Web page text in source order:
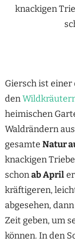
knackigen
Giersch ist einer
den
heimischen
Waldrändern
gesamte Natur
knackigen
schonab April
kräftigeren,
abgesehen,
Zeit geben, um
können. In den